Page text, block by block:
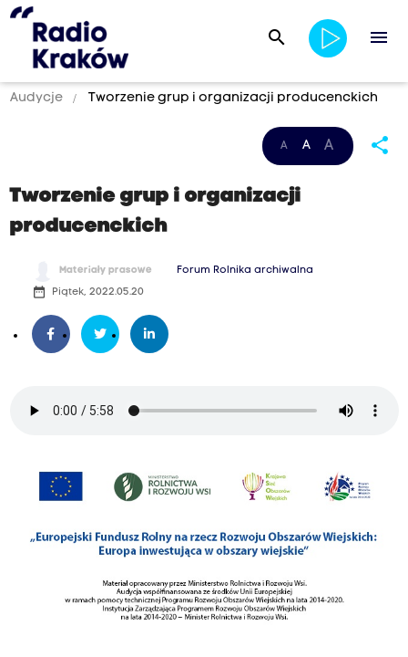
search menu
Audycje Tworzenie grup i organizacji producenckich
A A A share
Tworzenie grup i organizacji
producenckich
Materiały prasowe Forum Rolnika archiwalna
date_range Piątek, 2022.05.20